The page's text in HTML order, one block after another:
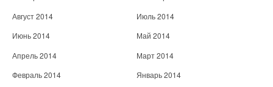
Август 2014
Июль 2014
Июнь 2014
Май 2014
Апрель 2014
Март 2014
Февраль 2014
Январь 2014